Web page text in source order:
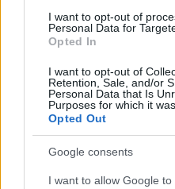
I want to opt-out of
Personal Data for
Opted In
I want to opt-out of
Retention, Sale, and/or
Personal Data that Is
Purposes for which it
Opted Out
Google consents
I want to allow Google
Ελλάδαonline
GoLearn
Μπορείτε να την
ΜΟΝΟ 2 ημέρες
Δίνετε τηλεξέταση